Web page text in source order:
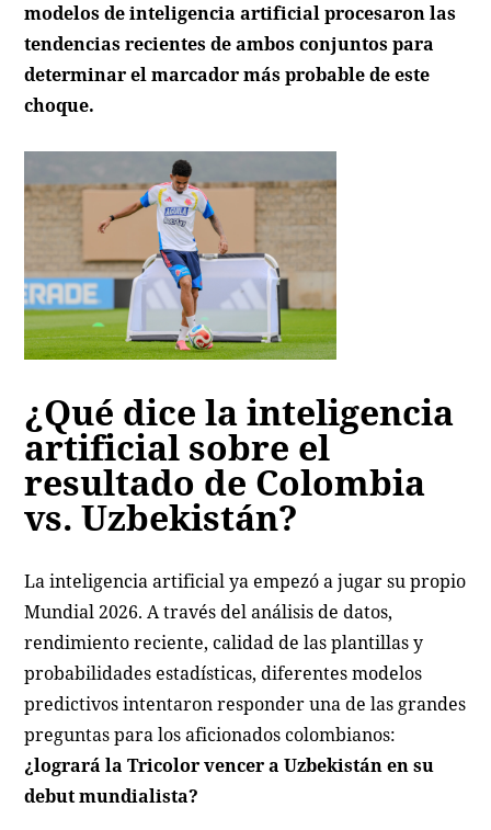
modelos de inteligencia artificial procesaron las
tendencias recientes de ambos conjuntos para
determinar el marcador más probable de este
choque.
¿Qué dice la inteligencia
artificial sobre el
resultado de Colombia
vs. Uzbekistán?
La inteligencia artificial ya empezó a jugar su propio
Mundial 2026. A través del análisis de datos,
rendimiento reciente, calidad de las plantillas y
probabilidades estadísticas, diferentes modelos
predictivos intentaron responder una de las grandes
preguntas para los aficionados colombianos:
¿logrará la Tricolor vencer a Uzbekistán en su
debut mundialista?